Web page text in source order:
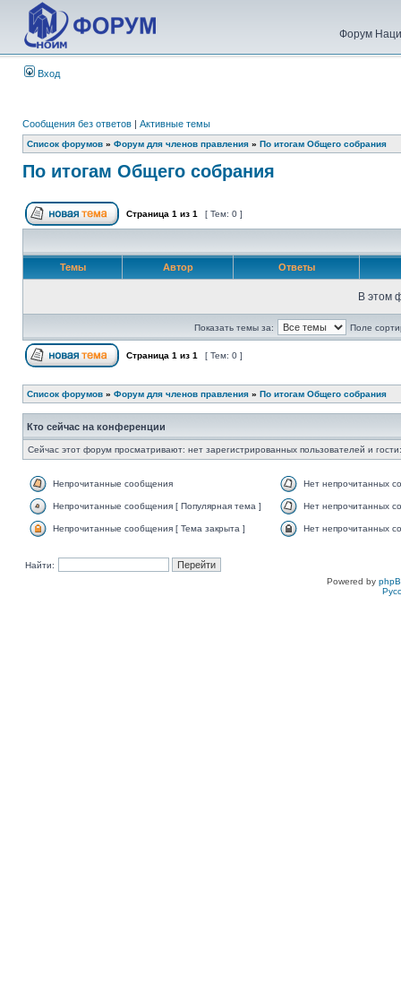
Форум
Вход
Сообщения без ответов | Активные темы
Список форумов » Форум для членов правления » По итогам Общего собрания
По итогам Общего собрания
Страница 1 из 1 [ Тем: 0 ]
Темы Автор Ответы
В этом
Показать темы за: Поле
Страница 1 из 1 [ Тем: 0 ]
Список форумов » Форум для членов правления » По итогам Общего собрания
Кто сейчас на конференции
Сейчас этот форум просматривают: нет зарегистрированных пользователей и
Непрочитанные сообщения Нет непрочитанных
Непрочитанные сообщения [ Популярная тема ] Нет непрочитанных
Непрочитанные сообщения [ Тема закрыта ] Нет непрочитанных
Найти:
Powered by